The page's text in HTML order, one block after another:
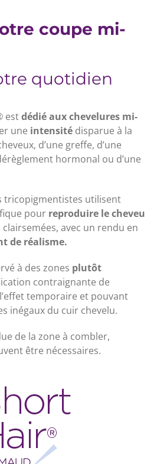
coupe mi-
quotidien
estdédié aux chevelures mi-
une intensité disparue à la
d’une greffe, d’une
hormonal ou d’une
tricopigmentistes utilisent
pour reproduire le cheveu
avec un rendu en
de réalisme.
à des zones plutôt
contraignante de
temporaire et pouvant
inégaux du cuir chevelu.
de la zone à combler,
être nécessaires.